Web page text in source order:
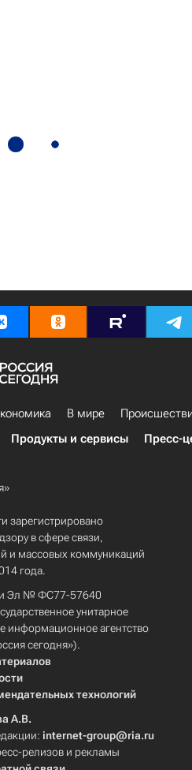
В мире
Продукты и сервисы Пресс-
зарегистрировано
в сфере связи,
и массовых коммуникаций
года.
Эл № ФС77-57640
унитарное
информационное агентство
сегодня»).
технологий
А.В.
internet-group@ria.ru
релизов и рекламы